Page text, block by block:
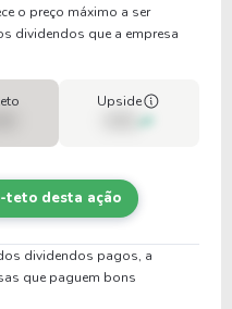
o preço máximo a ser
dividendos que a empresa
Upside
teto desta ação
dividendos pagos, a
que paguem bons